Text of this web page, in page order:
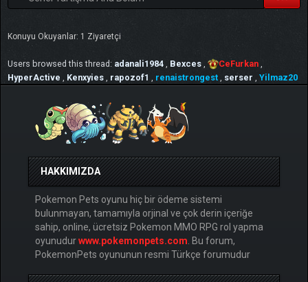
Konuyu Okuyanlar: 1 Ziyaretçi
Users browsed this thread: adanali1984 Bexces CeFurkan
HyperActive
Kenxyies rapozof1 renaistrongest serser Yilmaz20
HAKKIMIZDA
Pokemon Pets oyunu hiç bir ödeme sistemi
bulunmayan, tamamıyla orjinal ve çok derin içeriğe
sahip, online, ücretsiz Pokemon MMO RPG rol yapma
oyunudurwww.pokemonpets.com . Bu forum,
PokemonPets oyununun resmi Türkçe forumudur